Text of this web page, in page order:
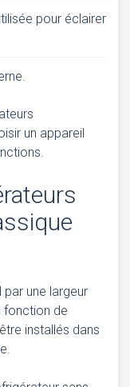
pour éclairer
un appareil
par une largeur
fonction de
installés dans